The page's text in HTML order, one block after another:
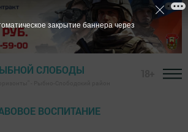
СЛОБОДЫ
ВОСПИТАНИЕ
закрытие баннера через